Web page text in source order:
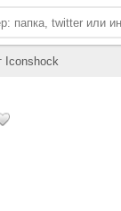
Iconshock